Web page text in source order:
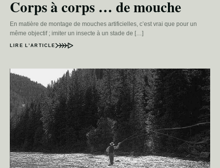
Corps à corps … de mouche
En matière de montage de mouches artificielles, c’est vrai que pour un
même objectif ; imiter un insecte à un stade de […]
LIRE L’ARTICLE